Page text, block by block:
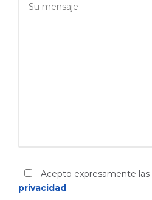
Acepto expresamente las
privacidad.